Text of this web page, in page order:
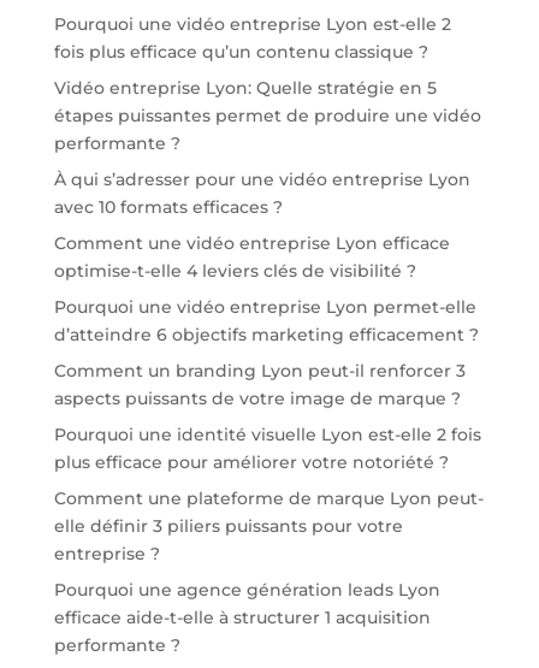
Pourquoi une vidéo entreprise Lyon est-elle 2
fois plus efficace qu’un contenu classique ?
Vidéo entreprise Lyon: Quelle stratégie en 5
étapes puissantes permet de produire une vidéo
performante ?
À qui s’adresser pour une vidéo entreprise Lyon
avec 10 formats efficaces ?
Comment une vidéo entreprise Lyon efficace
optimise-t-elle 4 leviers clés de visibilité ?
Pourquoi une vidéo entreprise Lyon permet-elle
d’atteindre 6 objectifs marketing efficacement ?
Comment un branding Lyon peut-il renforcer 3
aspects puissants de votre image de marque ?
Pourquoi une identité visuelle Lyon est-elle 2 fois
plus efficace pour améliorer votre notoriété ?
Comment une plateforme de marque Lyon peut-
elle définir 3 piliers puissants pour votre
entreprise ?
Pourquoi une agence génération leads Lyon
efficace aide-t-elle à structurer 1 acquisition
performante ?